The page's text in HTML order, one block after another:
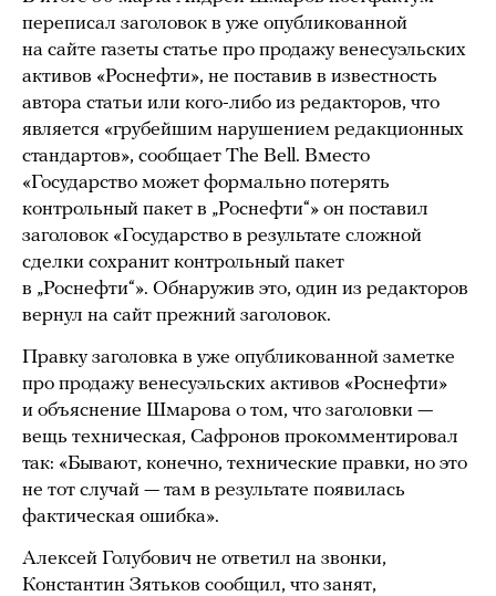
переписал заголовок в уже опубликованной
на сайте газеты статье про продажу венесуэльских
активов «Роснефти», не поставив в известность
автора статьи или кого-либо из редакторов, что
является «грубейшим нарушением редакционных
стандартов», сообщает The Bell. Вместо
«Государство может формально потерять
контрольный пакет в „Роснефти“» он поставил
заголовок «Государство в результате сложной
сделки сохранит контрольный пакет
в „Роснефти“». Обнаружив это, один из редакторов
вернул на сайт прежний заголовок.
Правку заголовка в уже опубликованной заметке
про продажу венесуэльских активов «Роснефти»
и объяснение Шмарова о том, что заголовки —
вещь техническая, Сафронов прокомментировал
так: «Бывают, конечно, технические правки, но это
не тот случай — там в результате появилась
фактическая ошибка».
Алексей Голубович не ответил на звонки,
Константин Зятьков сообщил, что занят,